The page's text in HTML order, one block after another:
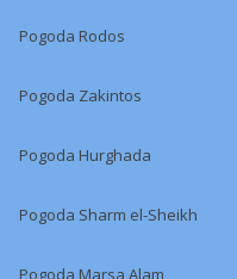
Pogoda Rodos
Pogoda Zakintos
Pogoda Hurghada
Pogoda Sharm el-Sheikh
Pogoda Marsa Alam